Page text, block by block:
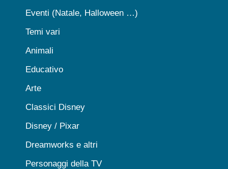
Eventi (Natale, Halloween …)
Temi vari
Animali
Educativo
Arte
Classici Disney
Disney / Pixar
Dreamworks e altri
Personaggi della TV